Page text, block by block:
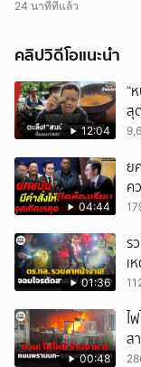
ชี้สะท้อนวัฒนธรรมลิเดีย
24 นาทีที่แล้ว
คลิปวิดีโอแนะนำ
12:04
“
สุ
04:44
ย
ค
01:36
ร
เ
ห
00:48
ไ
ส